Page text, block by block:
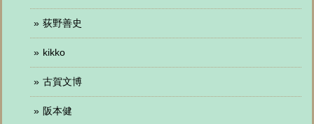
荻野善史
kikko
古賀文博
阪本健